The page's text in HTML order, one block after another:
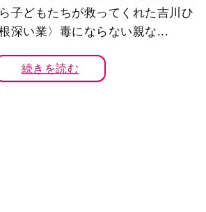
子どもたちが救ってくれた吉川ひ
深い業〉毒にならない親な...
続きを読む